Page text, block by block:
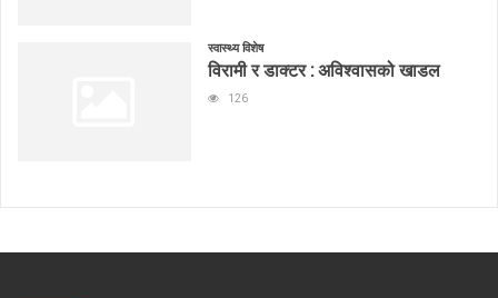
स्वास्थ्य विशेष
विरामी र डाक्टर : अविश्वासको खाडल
126